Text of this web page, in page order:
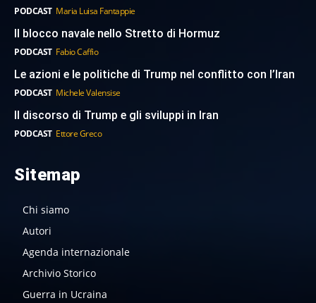
PODCAST Maria Luisa Fantappie
Il blocco navale nello Stretto di Hormuz
PODCAST Fabio Caffio
Le azioni e le politiche di Trump nel conflitto con l’Iran
PODCAST Michele Valensise
Il discorso di Trump e gli sviluppi in Iran
PODCAST Ettore Greco
Sitemap
Chi siamo
Autori
Agenda internazionale
Archivio Storico
Guerra in Ucraina